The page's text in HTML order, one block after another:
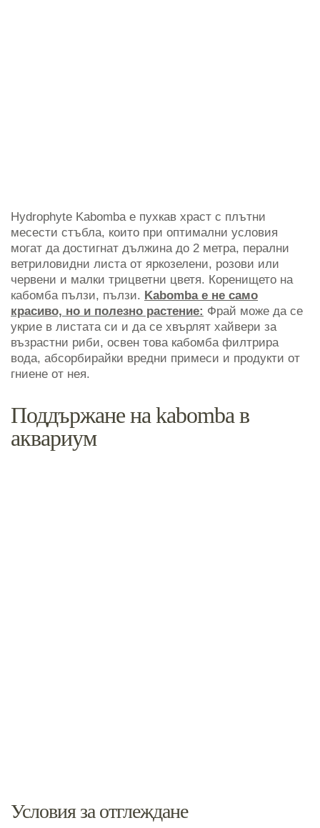
Hydrophyte Kabomba е пухкав храст с плътни
месести стъбла, които при оптимални условия
могат да достигнат дължина до 2 метра, перални
ветриловидни листа от яркозелени, розови или
червени и малки трицветни цветя. Коренището на
кабомба пълзи, пълзи. Kabomba е не само
красиво, но и полезно растение: Фрай може да се
укрие в листата си и да се хвърлят хайвери за
възрастни риби, освен това кабомба филтрира
вода, абсорбирайки вредни примеси и продукти от
гниене от нея.
Поддържане на kabomba в
аквариум
Условия за отглеждане